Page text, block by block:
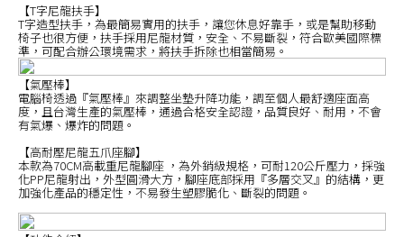
【T字尼龍扶手】
T字造型扶手，為最簡易實用的扶手，讓您休息好靠手，或是幫助移動
椅子也很方便，扶手採用尼龍材質，安全、不易斷裂，符合歐美國際標
準，可配合辦公環境需求，將扶手拆除也相當簡易。
【氣壓棒】
電腦椅透過『氣壓棒』來調整坐墊升降功能，調至個人最舒適座面高
度，且台灣生產的氣壓棒，通過合格安全認證，品質良好、耐用，不會
有氣爆、爆炸的問題。
【高耐壓尼龍五爪座腳】
本款為70CM高載重尼龍腳座 ，為外銷級規格，可耐120公斤壓力，採強
化PP尼龍射出，外型圓滑大方，腳座底部採用『多層交叉』的結構，更
加強化產品的穩定性，不易發生塑膠脆化、斷裂的問題。